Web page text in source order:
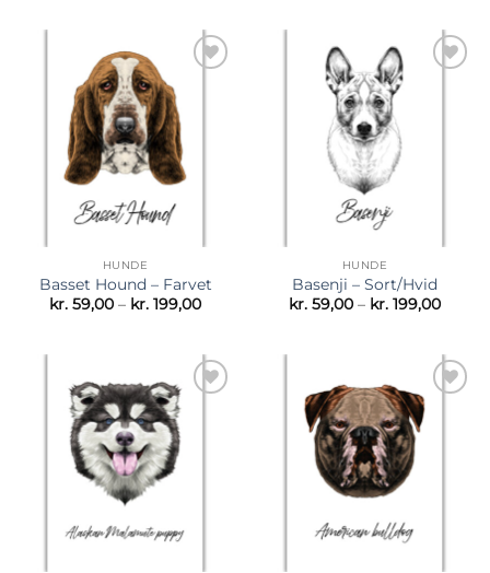
Tilføj til
ønskeliste
HUNDE
Basset Hound – Farvet
kr. 59,00 – kr. 199,00Prisinterval:
HUNDE
Basenji – Sort/Hvid
kr. 59,00 – kr. 199,00
Tilføj til
ønskeliste
Tilføj til
ønskeliste